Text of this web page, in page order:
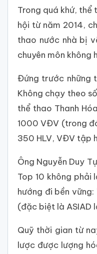
Trong quá khứ,
hội từ năm 2014,
thao nước nhà bị
chuyên môn không
Đứng trước những
Không chạy theo
thể thao Thanh
1000 VĐV (trong
350 HLV, VĐV tập
Ông Nguyễn Duy
Top 10 không
hướng đi bền
(đặc biệt là ASIAD
Quỹ thời gian từ
lược được lượng